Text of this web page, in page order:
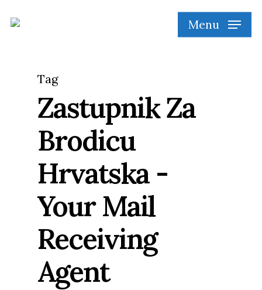
Menu
Tag
Zastupnik Za
Brodicu
Hrvatska -
Your Mail
Receiving
Agent